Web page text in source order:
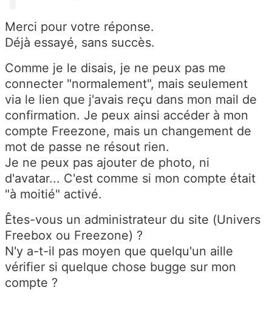
Merci pour votre réponse.
Déjà essayé, sans succès.
Comme je le disais, je ne peux pas me
connecter "normalement", mais seulement
via le lien que j'avais reçu dans mon mail de
confirmation. Je peux ainsi accéder à mon
compte Freezone, mais un changement de
mot de passe ne résout rien.
Je ne peux pas ajouter de photo, ni
d'avatar... C'est comme si mon compte était
"à moitié" activé.
Êtes-vous un administrateur du site (Univers
Freebox ou Freezone) ?
N'y a-t-il pas moyen que quelqu'un aille
vérifier si quelque chose bugge sur mon
compte ?